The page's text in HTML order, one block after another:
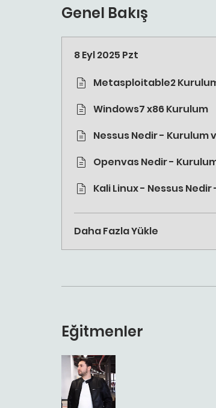
Genel Bakış
8 Eyl 2025 Pzt
Metasploitable2
Windows7 x86 Kurulum
Nessus Nedir - Kurulum
Openvas Nedir -
Kali Linux - Nessus Nedir
Daha Fazla Yükle
Eğitmenler